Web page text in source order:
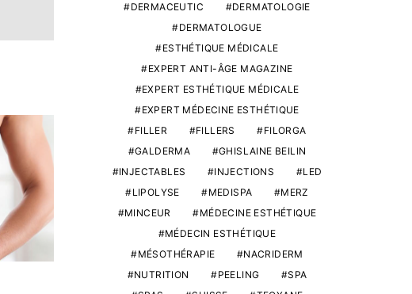
DERMACEUTIC
DERMATOLOGIE
DERMATOLOGUE
ESTHÉTIQUE MÉDICALE
EXPERT ANTI-ÂGE MAGAZINE
EXPERT ESTHÉTIQUE MÉDICALE
EXPERT MÉDECINE ESTHÉTIQUE
FILLER
FILLERS
FILORGA
GALDERMA
GHISLAINE BEILIN
INJECTABLES
INJECTIONS
LED
LIPOLYSE
MEDISPA
MERZ
MINCEUR
MÉDECINE ESTHÉTIQUE
MÉDECIN ESTHÉTIQUE
MÉSOTHÉRAPIE
NACRIDERM
NUTRITION
PEELING
SPA